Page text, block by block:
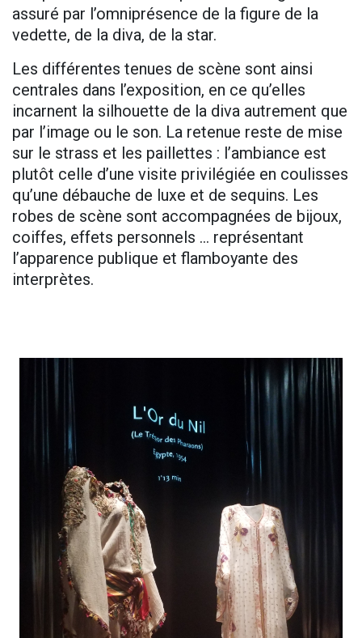
assuré par l’omniprésence de la figure de la
vedette, de la diva, de la star.
Les différentes tenues de scène sont ainsi
centrales dans l’exposition, en ce qu’elles
incarnent la silhouette de la diva autrement que
par l’image ou le son. La retenue reste de mise
sur le strass et les paillettes : l’ambiance est
plutôt celle d’une visite privilégiée en coulisses
qu’une débauche de luxe et de sequins. Les
robes de scène sont accompagnées de bijoux,
coiffes, effets personnels … représentant
l’apparence publique et flamboyante des
interprètes.